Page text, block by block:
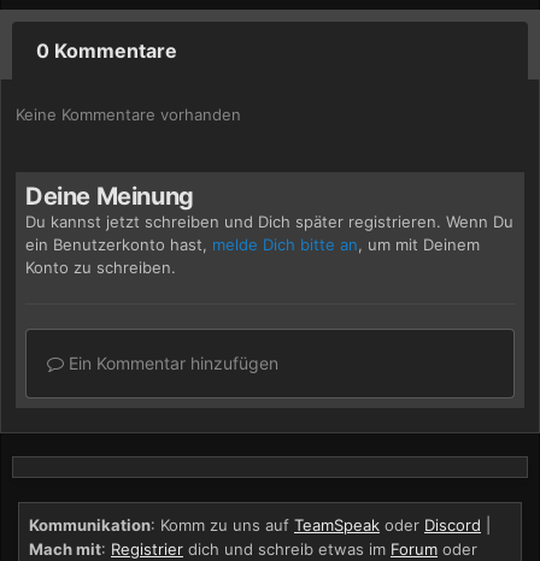
0 Kommentare
Keine Kommentare vorhanden
Deine Meinung
Du kannst jetzt schreiben und Dich später registrieren. Wenn Du
ein Benutzerkonto hast, melde Dich bitte an , um mit Deinem
Konto zu schreiben.
Ein Kommentar hinzufügen
Kommunikation: Komm zu uns auf TeamSpeak oder Discord
Mach mit: Registrier dich und schreib etwas im Forum oder